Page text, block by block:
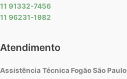
11 91332-7456
11 96231-1982
Atendimento
Assistência Técnica Fogão São Paulo